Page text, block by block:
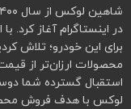
در اینستاگرام آغاز کرد.
برای این خودرو؛ تلاش
محصولات ارزان‌تر از
لوکس با هدف فروش